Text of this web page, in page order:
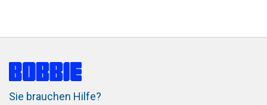
Sie brauchen Hilfe?